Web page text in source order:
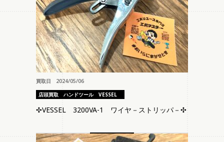
買取日 2024/05/06
店頭買取
ハンドツール VESSEL
✣VESSEL 3200VA-1 ワイヤ－ストリッパ－✣